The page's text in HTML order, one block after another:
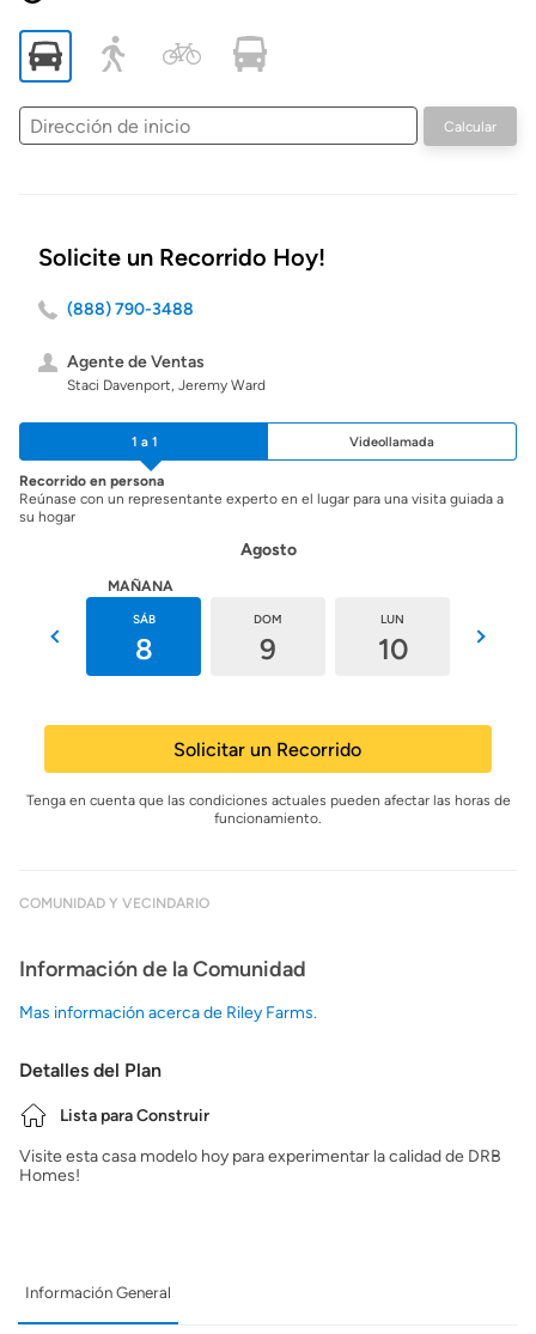
Dirección
de
Calcular
Solicite un Recorrido Hoy!
(888) 790-3488
Agente de Ventas
Staci Davenport, Jeremy Ward
1 a 1 Videollamada
Recorrido en persona
Reúnase con un representante experto en el lugar para una visita guiada a
su hogar
Agosto
MAÑANA
SÁB
8
DOM
9
LUN
10
Solicitar un Recorrido
Tenga en cuenta que las condiciones actuales pueden afectar las horas de
funcionamiento.
COMUNIDAD Y VECINDARIO
Información de la Comunidad
Mas información acerca de Riley Farms.
Detalles del Plan
Lista para Construir
Visite esta casa modelo hoy para experimentar la calidad de DRB
Homes!
Información General